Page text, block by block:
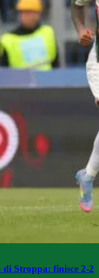
Stroppa: finisce 2-2